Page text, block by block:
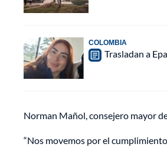
COLOMBIA
Trasladan a
Norman Mañol, consejero mayor
“Nos movemos por el